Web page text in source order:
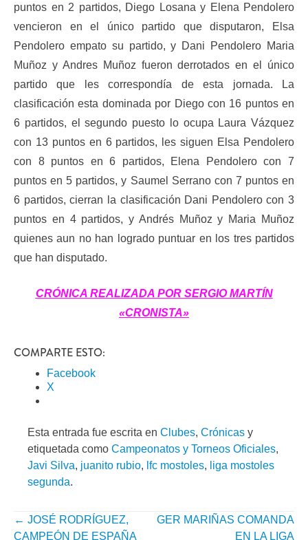
puntos en 2 partidos, Diego Losana y Elena Pendolero
vencieron en el único partido que disputaron, Elsa
Pendolero empato su partido, y Dani Pendolero Maria
Muñoz y Andres Muñoz fueron derrotados en el único
partido que les correspondía de esta jornada. La
clasificación esta dominada por Diego con 16 puntos en
6 partidos, el segundo puesto lo ocupa Laura Vázquez
con 13 puntos en 6 partidos, les siguen Elsa Pendolero
con 8 puntos en 6 partidos, Elena Pendolero con 7
puntos en 5 partidos, y Saumel Serrano con 7 puntos en
6 partidos, cierran la clasificación Dani Pendolero con 3
puntos en 4 partidos, y Andrés Muñoz y Maria Muñoz
quienes aun no han logrado puntuar en los tres partidos
que han disputado.
CRÓNICA REALIZADA POR SERGIO MARTÍN
«CRONISTA»
COMPARTE ESTO:
Facebook
X
Esta entrada fue escrita en Clubes, Crónicas y
etiquetada como Campeonatos y Torneos Oficiales,
Javi Silva, juanito rubio, lfc mostoles, liga mostoles
segunda.
NAVEGACIÓN
← JOSÉ RODRÍGUEZ,
CAMPEÓN DE ESPAÑA
GER MARIÑAS COMANDA
EN LA LIGA